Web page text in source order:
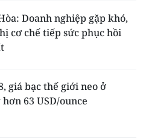
Doanh nghiệp gặp khó,
cơ chế tiếp sức phục hồi
giá bạc thế giới neo ở
63 USD/ounce